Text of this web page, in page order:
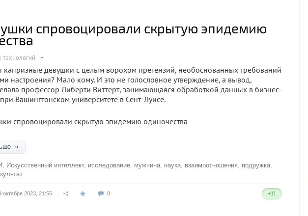
спровоцировали скрытую эпидемию
технологий
девушки с целым ворохом претензий, необоснованных требований
настроения? Мало кому. И это не голословное утверждение, а вывод,
профессор Либерти Виттерт, занимающаяся обработкой данных в бизнес-
Вашингтонском университете в Сент-Луисе.
»
, Искусственный интеллект, исследование, мужчина, наука, взаимоотношения, подружка,
октября 2023, 21:55 0 +11